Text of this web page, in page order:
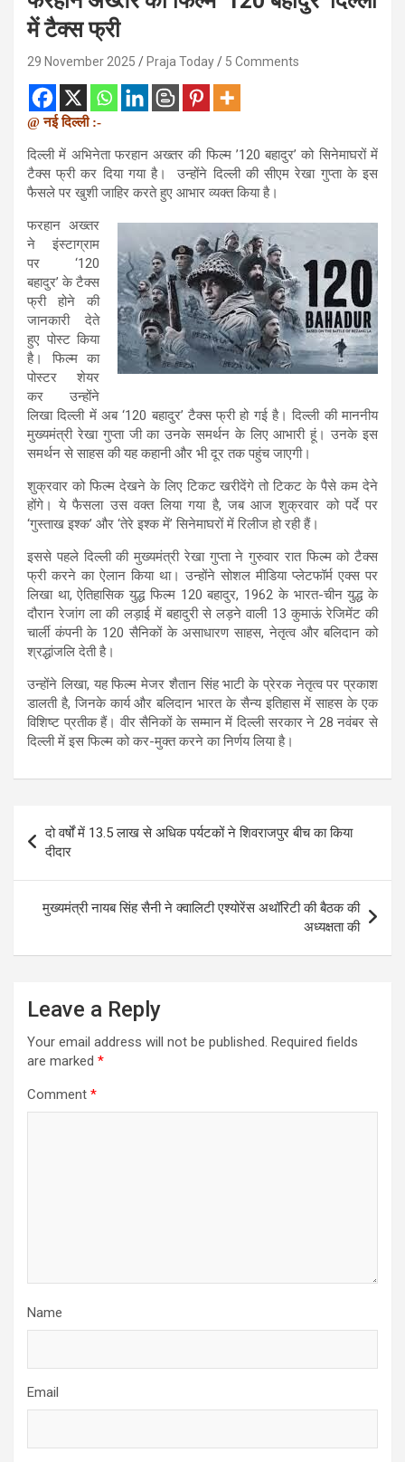
में टैक्स फ्री
29 November 2025 Praja Today 5 Comments
@ नई दिल्ली :-
दिल्ली में अभिनेता फरहान अख्तर की फिल्म ’120 बहादुर’ को सिनेमाघरों में
टैक्स फ्री कर दिया गया है। उन्होंने दिल्ली की सीएम रेखा गुप्ता के इस
फैसले पर खुशी जाहिर करते हुए आभार व्यक्त किया है।
फरहान अख्तर
ने इंस्टाग्राम
पर ‘120
बहादुर’ के टैक्स
फ्री होने की
जानकारी देते
हुए पोस्ट किया
है। फिल्म का
पोस्टर शेयर
कर उन्होंने
लिखा दिल्ली में अब ‘120 बहादुर’ टैक्स फ्री हो गई है। दिल्ली की माननीय
मुख्यमंत्री रेखा गुप्ता जी का उनके समर्थन के लिए आभारी हूं। उनके इस
समर्थन से साहस की यह कहानी और भी दूर तक पहुंच जाएगी।
शुक्रवार को फिल्म देखने के लिए टिकट खरीदेंगे तो टिकट के पैसे कम देने
होंगे। ये फैसला उस वक्त लिया गया है, जब आज शुक्रवार को पर्दे पर
‘गुस्ताख इश्क’ और ‘तेरे इश्क में’ सिनेमाघरों में रिलीज हो रही हैं।
इससे पहले दिल्ली की मुख्यमंत्री रेखा गुप्ता ने गुरुवार रात फिल्म को टैक्स
फ्री करने का ऐलान किया था। उन्होंने सोशल मीडिया प्लेटफॉर्म एक्स पर
लिखा था, ऐतिहासिक युद्ध फिल्म 120 बहादुर, 1962 के भारत-चीन युद्ध के
दौरान रेजांग ला की लड़ाई में बहादुरी से लड़ने वाली 13 कुमाऊं रेजिमेंट की
चार्ली कंपनी के 120 सैनिकों के असाधारण साहस, नेतृत्व और बलिदान को
श्रद्धांजलि देती है।
उन्होंने लिखा, यह फिल्म मेजर शैतान सिंह भाटी के प्रेरक नेतृत्व पर प्रकाश
डालती है, जिनके कार्य और बलिदान भारत के सैन्य इतिहास में साहस के एक
विशिष्ट प्रतीक हैं। वीर सैनिकों के सम्मान में दिल्ली सरकार ने 28 नवंबर से
दिल्ली में इस फिल्म को कर-मुक्त करने का निर्णय लिया है।
Post
navigation
दो वर्षों में 13.5 लाख से अधिक पर्यटकों ने शिवराजपुर बीच का किया
दीदार
मुख्यमंत्री नायब सिंह सैनी ने क्वालिटी एश्योरेंस अथॉरिटी की बैठक की
अध्यक्षता की
Leave a Reply
Your email address will not be published. Required fields
are marked *
Comment *
Name
Email